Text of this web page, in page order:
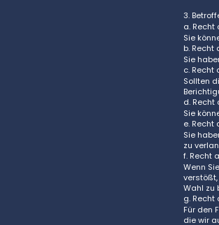
3.
a. Recht
Sie
b. Recht
Sie
c. Recht
Sollten
d. Recht
Sie
e. Recht
Sie
zu
f. Recht
Wenn
verstößt,
Wahl zu
g.
Für den
die wir